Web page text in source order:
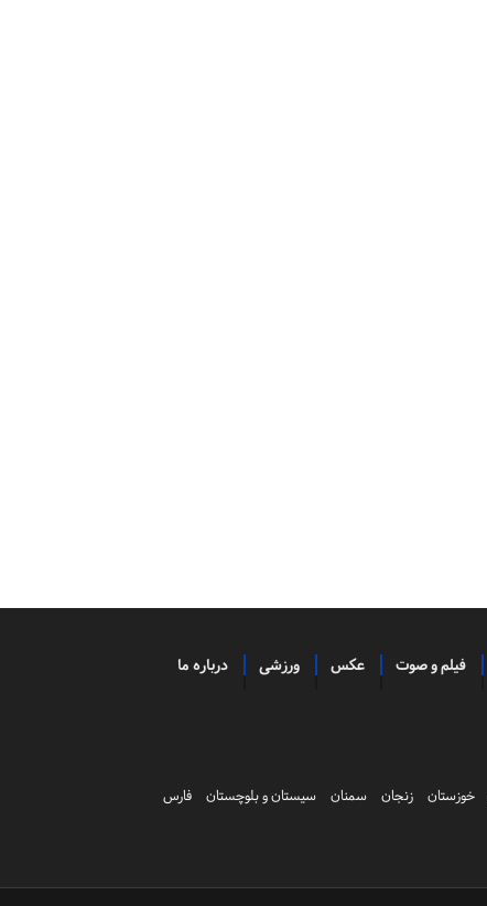
فیلم و صوت عکس ورزشی درباره ما
خوزستان زنجان سمنان سیستان و بلوچستان
فارس